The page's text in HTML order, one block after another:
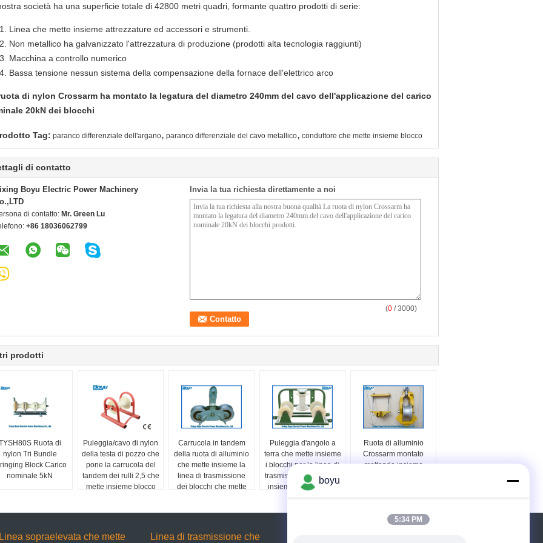
società ha una superficie totale di 42800 metri quadri, formante quattro prodotti di serie:
Linea che mette insieme attrezzature ed accessori e strumenti.
Non metallico ha galvanizzato l'attrezzatura di produzione (prodotti alta tecnologia raggiunti)
Macchina a controllo numerico
Bassa tensione nessun sistema della compensazione della fornace dell'elettrico arco
di nylon Crossarm ha montato la legatura del diametro 240mm del cavo dell'applicazione del carico
20kN dei blocchi
Tag: paranco differenziale dell'argano, paranco differenziale del cavo metallico, conduttore che mette insieme blocco
di contatto
Boyu Electric Power Machinery
di contatto: Mr. Green Lu
+86 18036062799
Invia la tua richiesta direttamente a noi
(0 / 3000)
prodotti
Ruota di
nylon Tri Bundle
Block Carico
nominale 5kN
Puleggia/cavo di nylon
della testa di pozzo che
pone la carrucola del
tandem dei rulli 2,5 che
mette insieme blocco
Carrucola in tandem
della ruota di alluminio
che mette insieme la
linea di trasmissione
dei blocchi che mette
Puleggia d'angolo a
terra che mette insieme
i blocchi per la linea di
trasmissione che mette
insieme gli accessori
con la ruota 3
Ruota di alluminio
Crossarm montato
mettendo insieme
Capliper di Capliper dei
Linea sopraelevata che mette Linea di trasmissione che
boyu
5:34 PM